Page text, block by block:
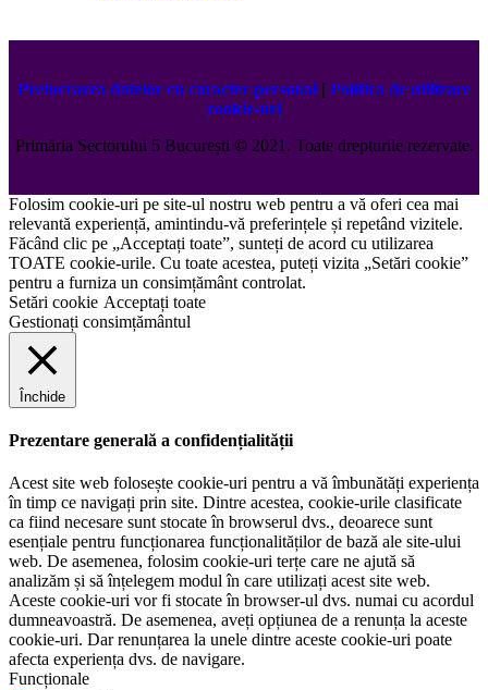
Prelucrarea datelor cu caracter personal | Politica de utilizare
cookie-uri
Primăria Sectorului 5 București ©️2021. Toate drepturile rezervate.
Folosim cookie-uri pe site-ul nostru web pentru a vă oferi cea mai
relevantă experiență, amintindu-vă preferințele și repetând vizitele.
Făcând clic pe „Acceptați toate”, sunteți de acord cu utilizarea
TOATE cookie-urile. Cu toate acestea, puteți vizita „Setări cookie”
pentru a furniza un consimțământ controlat.
Setări cookie Acceptați toate
Gestionați consimțământul
Închide
Prezentare generală a confidențialității
Acest site web folosește cookie-uri pentru a vă îmbunătăți experiența
în timp ce navigați prin site. Dintre acestea, cookie-urile clasificate
ca fiind necesare sunt stocate în browserul dvs., deoarece sunt
esențiale pentru funcționarea funcționalităților de bază ale site-ului
web. De asemenea, folosim cookie-uri terțe care ne ajută să
analizăm și să înțelegem modul în care utilizați acest site web.
Aceste cookie-uri vor fi stocate în browser-ul dvs. numai cu acordul
dumneavoastră. De asemenea, aveți opțiunea de a renunța la aceste
cookie-uri. Dar renunțarea la unele dintre aceste cookie-uri poate
afecta experiența dvs. de navigare.
Funcționale